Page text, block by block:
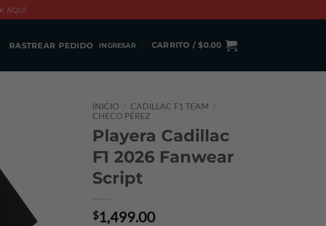
AQUÍ
RASTREAR PEDIDO INGRESAR CARRITO /$0.00
INICIO / CADILLAC F1 TEAM /
CHECO PÉREZ
Playera Cadillac
F1 2026 Fanwear
Script
$1,499.00